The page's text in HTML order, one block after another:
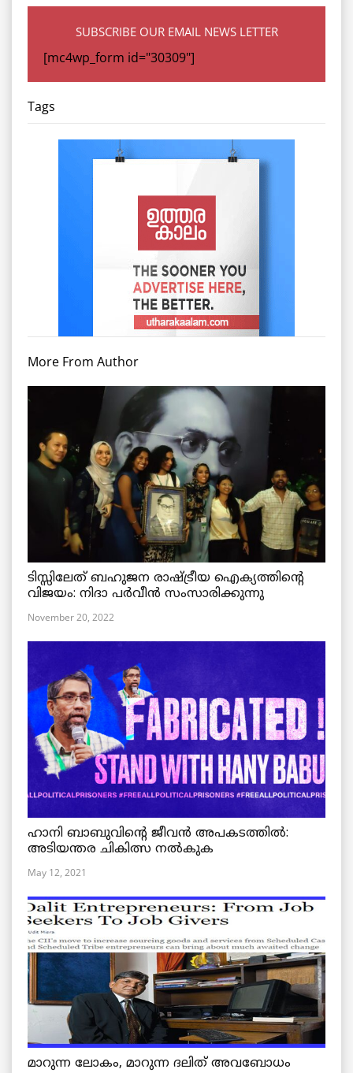
SUBSCRIBE OUR EMAIL NEWS LETTER
[mc4wp_form id="30309"]
Tags
More From Author
ടിസ്സിലേത് ബഹുജന രാഷ്ട്രീയ ഐക്യത്തിന്റെ
വിജയം: നിദാ പർവീൻ സംസാരിക്കുന്നു
November 20, 2022
ഹാനി ബാബുവിന്റെ ജീവൻ അപകടത്തിൽ:
അടിയന്തര ചികിത്സ നൽകുക
May 12, 2021
മാറുന്ന ലോകം, മാറുന്ന ദലിത് അവബോധം